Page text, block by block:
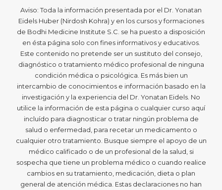
Aviso: Toda la información presentada por el Dr. Yonatan
Eidels Huber (Nirdosh Kohra) y en los cursos y formaciones
de Bodhi Medicine Institute S.C. se ha puesto a disposición
en ésta página solo con fines informativos y educativos.
Este contenido no pretende ser un sustituto del consejo,
diagnóstico o tratamiento médico profesional de ninguna
condición médica o psicológica. Es más bien un
intercambio de conocimientos e información basado en la
investigación y la experiencia del Dr. Yonatan Eidels. No
utilice la información de esta página o cualquier curso aquí
incluído para diagnosticar o tratar ningún problema de
salud o enfermedad, para recetar un medicamento o
cualquier otro tratamiento. Busque siempre el apoyo de un
médico calificado o de un profesional de la salud, si
sospecha que tiene un problema médico o cuando realice
cambios en su tratamiento, medicación, dieta o plan
general de atención médica. Estas declaraciones no han